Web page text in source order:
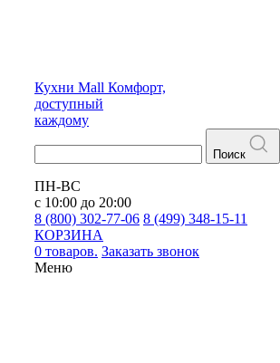
Кухни Mall Комфорт,
доступный
каждому
Поиск
ПН-ВС
с 10:00 до 20:00
8 (800) 302-77-06 8 (499) 348-15-11
КОРЗИНА
0 товаров. Заказать звонок
Меню